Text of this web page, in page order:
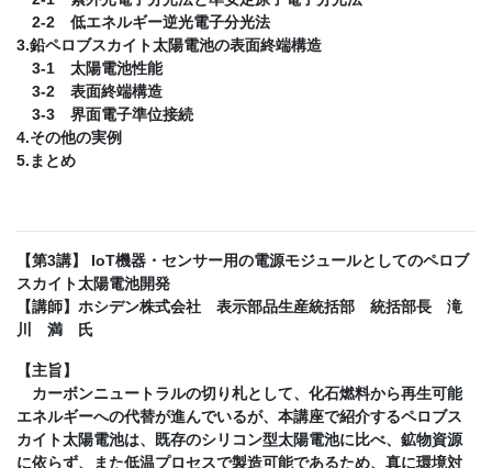
2-2 低エネルギー逆光電子分光法
3.鉛ペロブスカイト太陽電池の表面終端構造
3-1 太陽電池性能
3-2 表面終端構造
3-3 界面電子準位接続
4.その他の実例
5.まとめ
【第3講】 IoT機器・センサー用の電源モジュールとしてのペロブ
スカイト太陽電池開発
【講師】ホシデン株式会社 表示部品生産統括部 統括部長 滝
川 満 氏
【主旨】
カーボンニュートラルの切り札として、化石燃料から再生可能
エネルギーへの代替が進んでいるが、本講座で紹介するペロブス
カイト太陽電池は、既存のシリコン型太陽電池に比べ、鉱物資源
に依らず、また低温プロセスで製造可能であるため、真に環境対